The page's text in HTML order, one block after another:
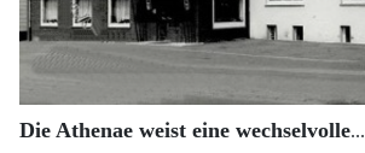
Die Athenae weist eine wechselvolle...